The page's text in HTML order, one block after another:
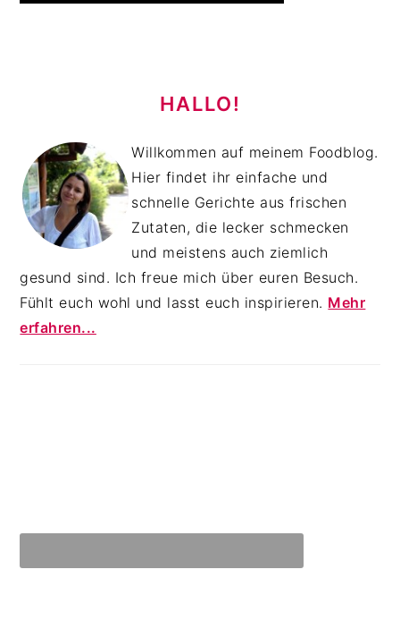
HALLO!
Willkommen auf meinem Foodblog.
Hier findet ihr einfache und
schnelle Gerichte aus frischen
Zutaten, die lecker schmecken
und meistens auch ziemlich
gesund sind. Ich freue mich über euren Besuch.
Fühlt euch wohl und lasst euch inspirieren. Mehr
erfahren...